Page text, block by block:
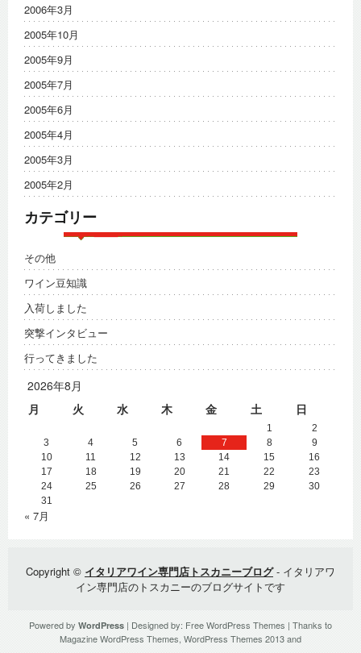
2006年3月
2005年10月
2005年9月
2005年7月
2005年6月
2005年4月
2005年3月
2005年2月
カテゴリー
その他
ワイン豆知識
入荷しました
突撃インタビュー
行ってきました
2026年8月
月
火 水 木 金 土 日
1
2
3
4 5 6 7 8
9
10
11 12 13 14 15
16
17
18 19 20 21 22
23
24
25 26 27 28 29
30
31
« 7月
Copyright © イタリアワイン専門店トスカニーブログ- イタリアワ
イン専門店のトスカニーのブログサイトです
Powered byWordPress| Designed by:Free WordPress Themes| Thanks to
Magazine WordPress Themes,WordPress Themes 2013and